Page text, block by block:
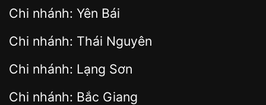
Chi nhánh: Yên Bái
Chi nhánh: Thái Nguyên
Chi nhánh: Lạng Sơn
Chi nhánh: Bắc Giang